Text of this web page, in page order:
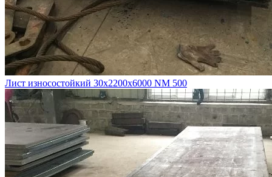
Лист износостойкий 30х2200х6000 NM 500